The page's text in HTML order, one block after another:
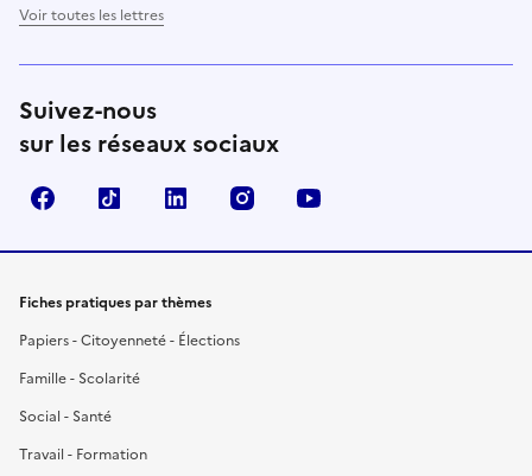
Voir toutes les lettres
Suivez-nous
sur les réseaux sociaux
FacebookTikTok LinkedIn Instagram
Fiches pratiques par thèmes
Papiers - Citoyenneté - Élections
Famille - Scolarité
Social - Santé
Travail - Formation